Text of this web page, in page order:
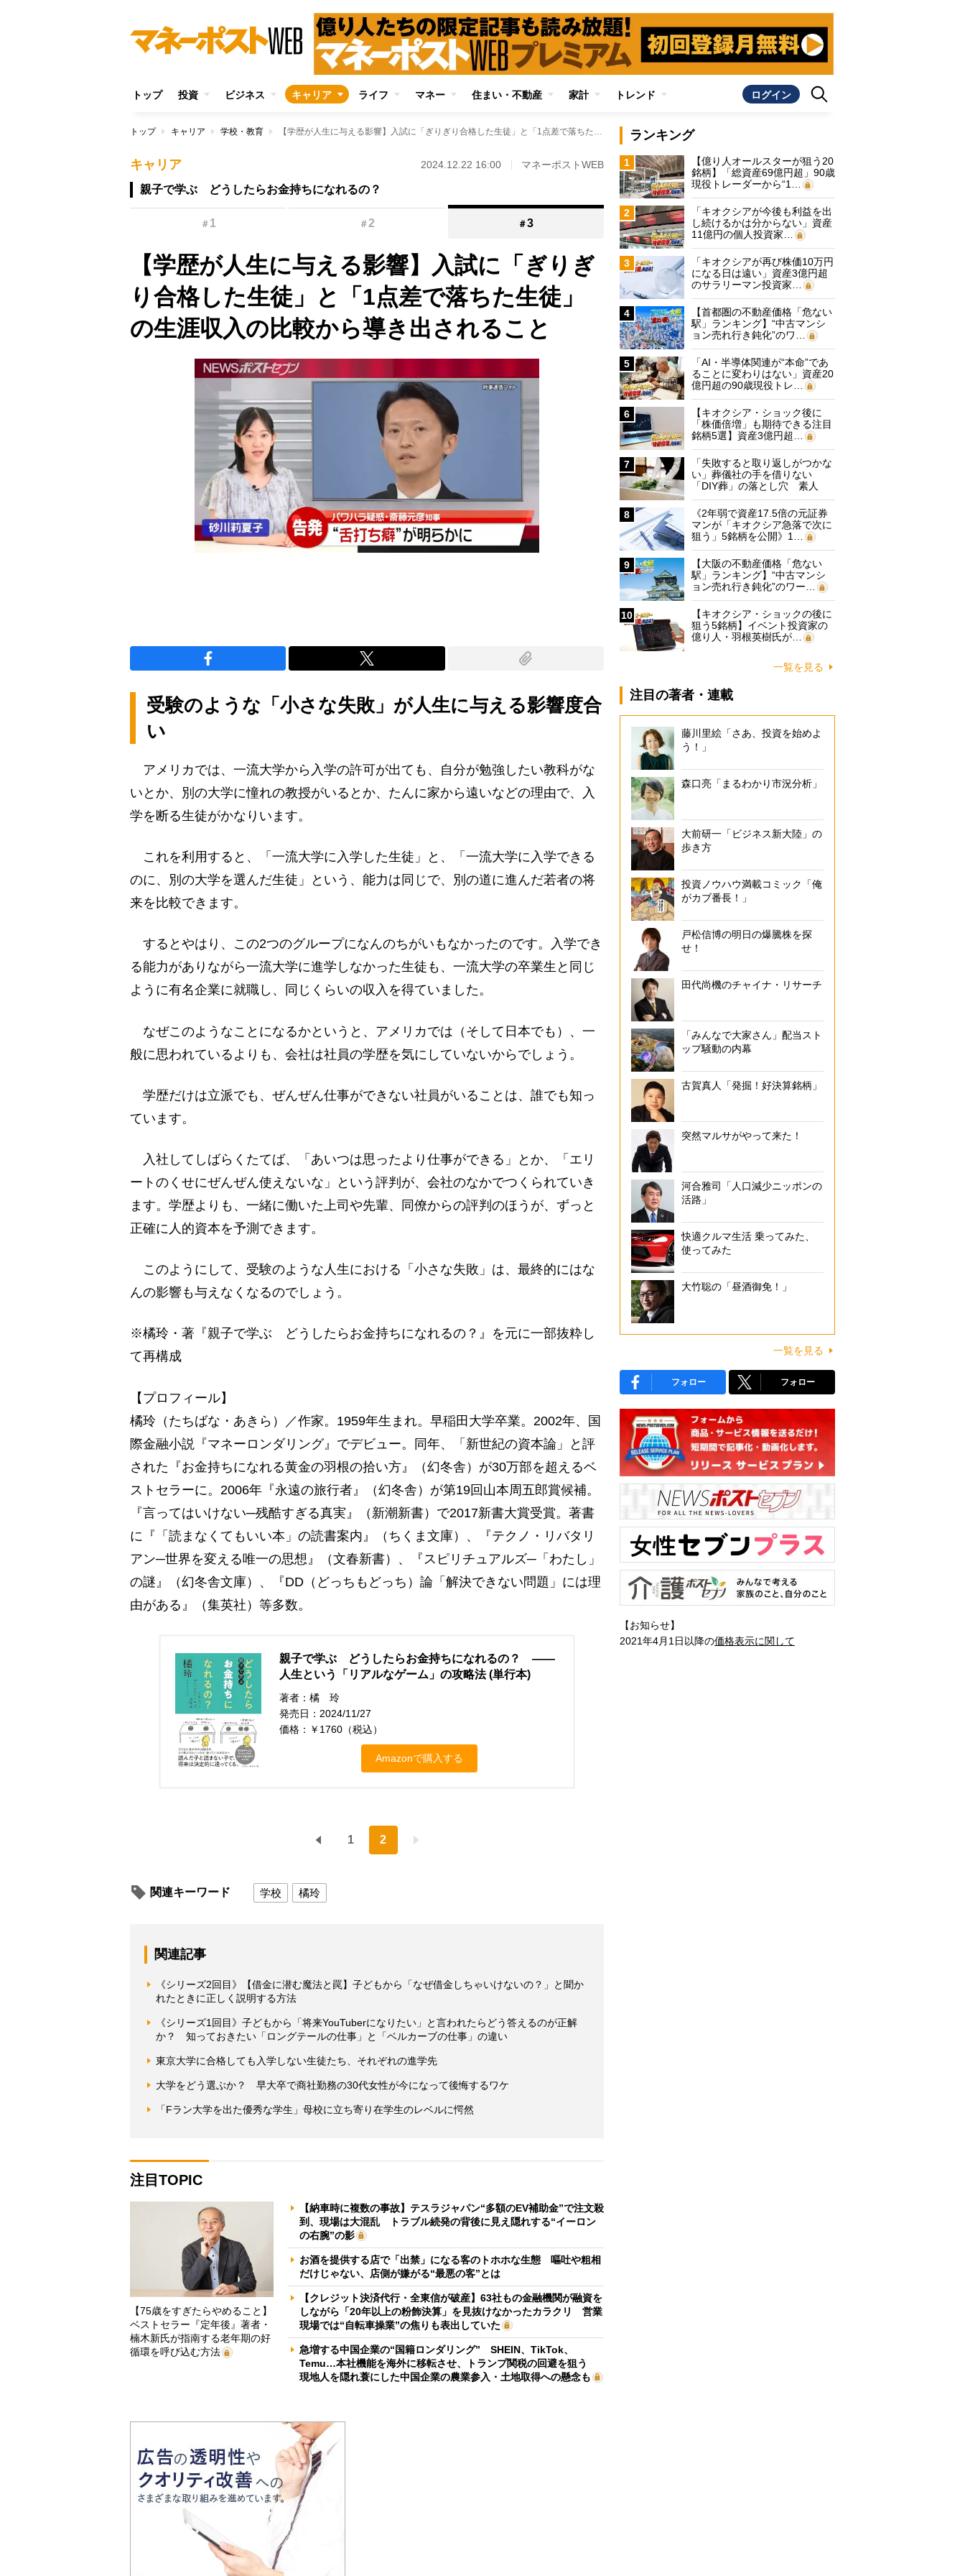
トップ 投資 ビジネス キャリア ライフ マネー 住まい・不動産 家計 トレンド ログイン
トップ キャリア 学校・教育 【学歴が人生に与える影響】入試に「ぎりぎり合格した生徒」と「1点差で落ちた生徒」の生涯収入の比較から導き出されること
キャリア 2024.12.22 16:00 マネーポストWEB
親子で学ぶ どうしたらお金持ちになれるの？
＃ 1 ＃2 ＃3
【学歴が人生に与える影響】入試に「ぎりぎ
り合格した生徒」と「1点差で落ちた生徒」
の生涯収入の比較から導き出されること
受験のような「小さな失敗」が人生に与える影響度合
い
アメリカでは、一流大学から入学の許可が出ても、自分が勉強したい教科がな
いとか、別の大学に憧れの教授がいるとか、たんに家から遠いなどの理由で、入
学を断る生徒がかなりいます。
これを利用すると、「一流大学に入学した生徒」と、「一流大学に入学できる
のに、別の大学を選んだ生徒」という、能力は同じで、別の道に進んだ若者の将
来を比較できます。
するとやはり、この2つのグループになんのちがいもなかったのです。入学でき
る能力がありながら一流大学に進学しなかった生徒も、一流大学の卒業生と同じ
ように有名企業に就職し、同じくらいの収入を得ていました。
なぜこのようなことになるかというと、アメリカでは（そして日本でも）、一
般に思われているよりも、会社は社員の学歴を気にしていないからでしょう。
学歴だけは立派でも、ぜんぜん仕事ができない社員がいることは、誰でも知っ
ています。
入社してしばらくたてば、「あいつは思ったより仕事ができる」とか、「エリ
ートのくせにぜんぜん使えないな」という評判が、会社のなかでつくられていき
ます。学歴よりも、一緒に働いた上司や先輩、同僚からの評判のほうが、ずっと
正確に人的資本を予測できます。
このようにして、受験のような人生における「小さな失敗」は、最終的にはな
んの影響も与えなくなるのでしょう。
※橘玲・著『親子で学ぶ どうしたらお金持ちになれるの？』を元に一部抜粋し
て再構成
【プロフィール】
橘玲（たちばな・あきら）／作家。1959年生まれ。早稲田大学卒業。2002年、国
際金融小説『マネーロンダリング』でデビュー。同年、「新世紀の資本論」と評
された『お金持ちになれる黄金の羽根の拾い方』（幻冬舎）が30万部を超えるベ
ストセラーに。2006年『永遠の旅行者』（幻冬舎）が第19回山本周五郎賞候補。
『言ってはいけない─残酷すぎる真実』（新潮新書）で2017新書大賞受賞。著書
に『「読まなくてもいい本」の読書案内』（ちくま文庫）、『テクノ・リバタリ
アン─世界を変える唯一の思想』（文春新書）、『スピリチュアルズ─「わたし」
の謎』（幻冬舎文庫）、『DD（どっちもどっち）論「解決できない問題」には理
由がある』（集英社）等多数。
親子で学ぶ どうしたらお金持ちになれるの？ ――
人生という「リアルなゲーム」の攻略法 (単行本)
著者：橘 玲
発売日：2024/11/27
価格：￥1760（税込）
Amazonで購入する
1 2
関連キーワード 学校 橘玲
関連記事
《シリーズ2回目》【借金に潜む魔法と罠】子どもから「なぜ借金しちゃいけないの？」と聞か
れたときに正しく説明する方法
《シリーズ1回目》子どもから「将来YouTuberになりたい」と言われたらどう答えるのが正解
か？ 知っておきたい「ロングテールの仕事」と「ベルカーブの仕事」の違い
東京大学に合格しても入学しない生徒たち、それぞれの進学先
大学をどう選ぶか？ 早大卒で商社勤務の30代女性が今になって後悔するワケ
「Fラン大学を出た優秀な学生」母校に立ち寄り在学生のレベルに愕然
注目TOPIC
【75歳をすぎたらやめること】
ベストセラー『定年後』著者・
楠木新氏が指南する老年期の好
循環を呼び込む方法
【納車時に複数の事故】テスラジャパン“多額のEV補助金”で注文殺
到、現場は大混乱 トラブル続発の背後に見え隠れする“イーロン
の右腕”の影
お酒を提供する店で「出禁」になる客のトホホな生態 嘔吐や粗相
だけじゃない、店側が嫌がる“最悪の客”とは
【クレジット決済代行・全東信が破産】63社もの金融機関が融資を
しながら「20年以上の粉飾決算」を見抜けなかったカラクリ 営業
現場では“自転車操業”の焦りも表出していた
急増する中国企業の“国籍ロンダリング” SHEIN、TikTok、
Temu…本社機能を海外に移転させ、トランプ関税の回避を狙う
現地人を隠れ蓑にした中国企業の農業参入・土地取得への懸念も
ランキング
1
【億り人オールスターが狙う20
銘柄】「総資産69億円超」90歳
現役トレーダーから“1…
2
「キオクシアが今後も利益を出
し続けるかは分からない」資産
11億円の個人投資家…
3
「キオクシアが再び株価10万円
になる日は遠い」資産3億円超
のサラリーマン投資家…
4
【首都圏の不動産価格「危ない
駅」ランキング】“中古マンシ
ョン売れ行き鈍化”のワ…
5
「AI・半導体関連が“本命”であ
ることに変わりはない」資産20
億円超の90歳現役トレ…
6
【キオクシア・ショック後に
「株価倍増」も期待できる注目
銘柄5選】資産3億円超…
7
「失敗すると取り返しがつかな
い」葬儀社の手を借りない
「DIY葬」の落とし穴 素人
に…
8
《2年弱で資産17.5倍の元証券
マンが「キオクシア急落で次に
狙う」5銘柄を公開》1…
9
【大阪の不動産価格「危ない
駅」ランキング】“中古マンシ
ョン売れ行き鈍化”のワー…
10
【キオクシア・ショックの後に
狙う5銘柄】イベント投資家の
億り人・羽根英樹氏が…
一覧を見る
注目の著者・連載
藤川里絵「さあ、投資を始めよ
う！」
森口亮「まるわかり市況分析」
大前研一「ビジネス新大陸」の
歩き方
投資ノウハウ満載コミック「俺
がカブ番長！」
戸松信博の明日の爆騰株を探
せ！
田代尚機のチャイナ・リサーチ
「みんなで大家さん」配当スト
ップ騒動の内幕
古賀真人「発掘！好決算銘柄」
突然マルサがやって来た！
河合雅司「人口減少ニッポンの
活路」
快適クルマ生活 乗ってみた、
使ってみた
大竹聡の「昼酒御免！」
一覧を見る
フォロー フォロー
【お知らせ】
2021年4月1日以降の価格表示に関して